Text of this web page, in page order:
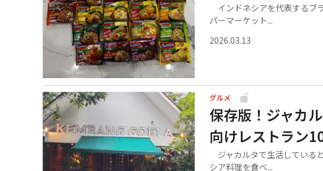
インドネシアを代表するブ
パーマーケット...
2026.03.13
グルメ
保存版！ジャカ
向けレストラン
ジャカルタで生活している
シア料理を食べ...